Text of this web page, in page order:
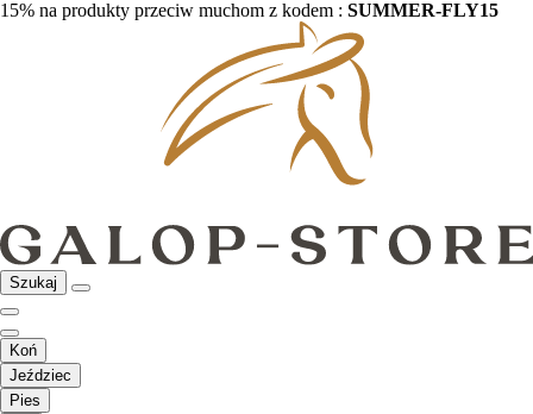
15% na produkty przeciw muchom z kodem : SUMMER-FLY15
Szukaj
Koń
Jeździec
Pies